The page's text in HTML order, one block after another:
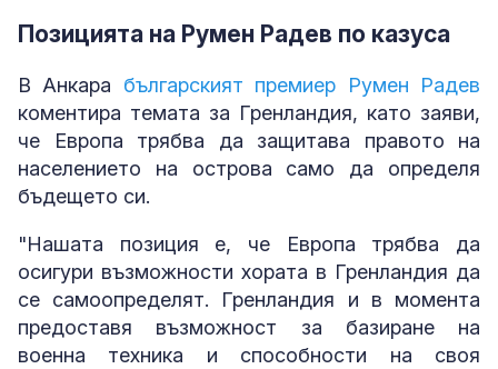
Позицията на Румен Радев по казуса
В Анкара българският премиер Румен Радев
коментира темата за Гренландия, като заяви,
че Европа трябва да защитава правото на
населението на острова само да определя
бъдещето си.
"Нашата позиция е, че Европа трябва да
осигури възможности хората в Гренландия да
се самоопределят. Гренландия и в момента
предоставя възможност за базиране на
военна техника и способности на своя